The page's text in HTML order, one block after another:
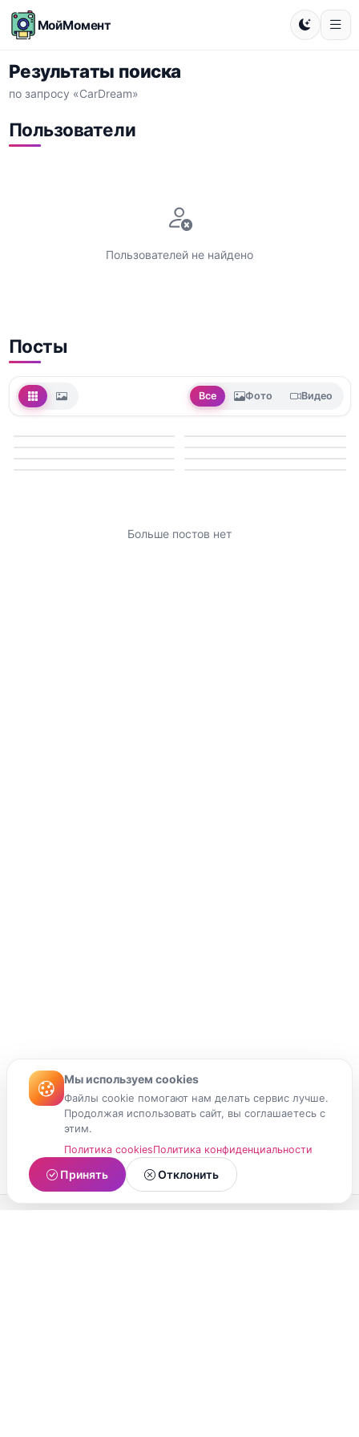
МойМомент
Результаты поиска
по запросу «CarDream»
Пользователи
Пользователей не найдено
Посты
Все Фото Видео
Больше постов нет
Мы используем cookies
Файлы cookie помогают нам делать сервис лучше.
Продолжая использовать сайт, вы соглашаетесь с
этим.
Политика cookiesПолитика конфиденциальности
Принять Отклонить